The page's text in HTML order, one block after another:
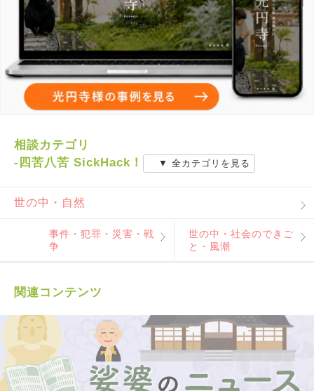
相談カテゴリ
-四苦八苦 SickHack！
▼ 全カテゴリを見る
世の中・自然
事件・犯罪・災害・戦
争
世の中・社会のできご
と・風潮
関連コンテンツ